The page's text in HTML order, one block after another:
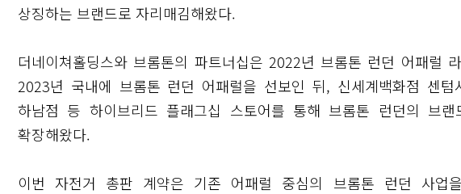
상징하는 브랜드로 자리매김해왔다.
더네이쳐홀딩스와 브롬톤의 파트너십은 2022년 브롬톤 런던 어패럴
2023년 국내에 브롬톤 런던 어패럴을 선보인 뒤, 신세계백화점 센텀
하남점 등 하이브리드 플래그십 스토어를 통해 브롬톤 런던의 브
확장해왔다.
이번 자전거 총판 계약은 기존 어패럴 중심의 브롬톤 런던 사업